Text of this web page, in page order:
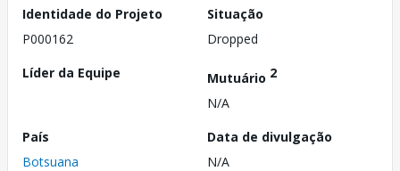
Identidade do Projeto
P000162
Situação
Dropped
Líder da Equipe
Mutuário 2
N/A
País
Botsuana
Data de divulgação
N/A